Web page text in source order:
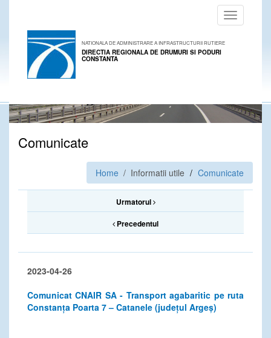
Toggle
navigation
NATIONALA DE ADMINISTRARE A INFRASTRUCTURII RUTIERE
DIRECTIA REGIONALA DE DRUMURI SI PODURI
CONSTANTA
Comunicate
Home / Informatii utile Comunicate
Urmatorul
Precedentul
2023-04-26
Comunicat CNAIR SA - Transport agabaritic pe ruta
Constanța Poarta 7 – Catanele (județul Argeș)